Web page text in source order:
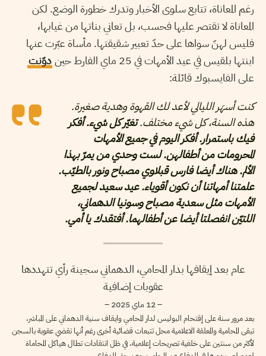
رغم المعاناة، تتابع سلوى الأخبار وتدرك خطورة الوضع. لكن
المعاناة لا تقتصر عليها فحسب، بل تعاني بناتها من غيابها،
فليس لهنّ سواها على حدّ تعبير شقيقتها. مأساة عبّرت عنها
ابنتها بلقيس في عيد الأمهات في 25 ماي الفارط حين
دوّنت
على الفايسبوك قائلة:
كنت أسهَر الليالي لأعد لك القهوة وهدية صغيرة.
هذه السنة، كل شيء مختلف.تغيّر كل شيء. أفكر
فيك باستمرار. أفكر اليوم في جميع الأمهات
المحرومات من أطفالهن. لست وحدي من يمرّ بهذا
الألم. هناك أيضا فارس قبلاوي مصباح ونور بالطيّب.
علمتنا أمهاتنا أن نكون أقوياء. عيد سعيد لجميع
الأمهات مثل سعدية مصباح وسونيا الدهماني،
اللتيّن انفصلتا أيضا عن أطفالهما. أفتقدك يا أمي.
عام بعد إيقافها بدار المحامي، الدهماني سجينة رأي تتهددها
عقوبات إضافية
– 12 ماي 2025 –
بعد مرور سنة على إقتحام البوليس لدار المحامي وايقاف سنية الدهماني على المباشر،
تبقى المحامية والمعلقة الاعلامية محل تتبعات قضائية أخرى رغم أنها تقضي عقوبة بالسجن
لأكثر من سنتين على خلفية تصريحات إعلامية، في ظل انتقادات تطال هياكل المحاماة